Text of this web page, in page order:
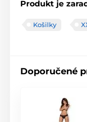
Produkt je
Košilky
Doporučené